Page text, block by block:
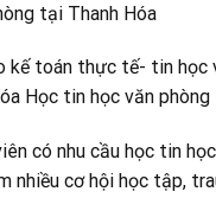
tại Thanh Hóa
kế toán thực tế- tin học
Học tin học văn
có nhu cầu học tin
nhiều cơ hội học tập,